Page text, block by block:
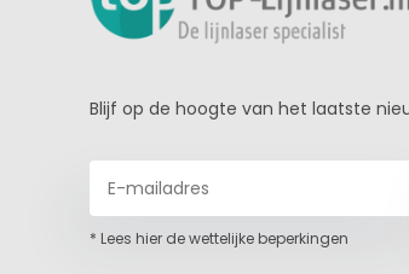
Blijf op de hoogte van het laatste
* Lees hier de wettelijke beperkingen